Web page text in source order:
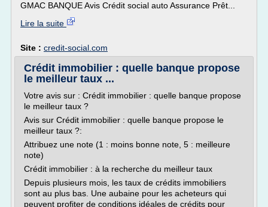
GMAC BANQUE Avis Crédit social auto Assurance Prêt...
Lire la suite
Site : credit-social.com
Crédit immobilier : quelle banque propose
le meilleur taux ...
Votre avis sur : Crédit immobilier : quelle banque propose
le meilleur taux ?
Avis sur Crédit immobilier : quelle banque propose le
meilleur taux ?:
Attribuez une note (1 : moins bonne note, 5 : meilleure
note)
Crédit immobilier : à la recherche du meilleur taux
Depuis plusieurs mois, les taux de crédits immobiliers
sont au plus bas. Une aubaine pour les acheteurs qui
peuvent profiter de conditions idéales de crédits pour